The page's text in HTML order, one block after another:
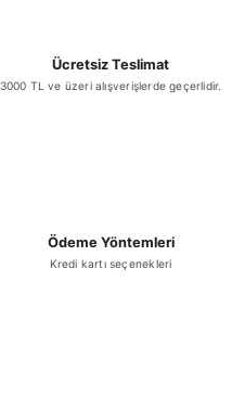
Ücretsiz Teslimat
3000 TL ve üzeri alışverişlerde geçerlidir.
Ödeme Yöntemleri
Kredi kartı seçenekleri